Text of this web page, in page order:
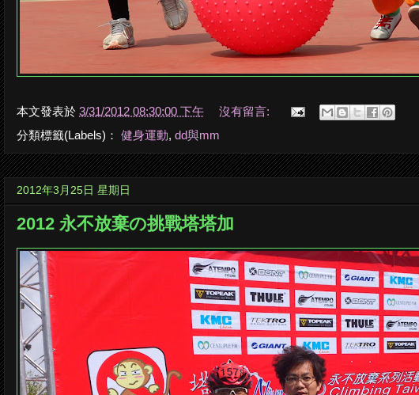
本文發表於 3/31/2012 08:30:00 下午
沒有留言:
分類標籤(Labels)： 健身運動, dd與mm
2012年3月25日 星期日
2012 永不放棄の挑戰塔塔加